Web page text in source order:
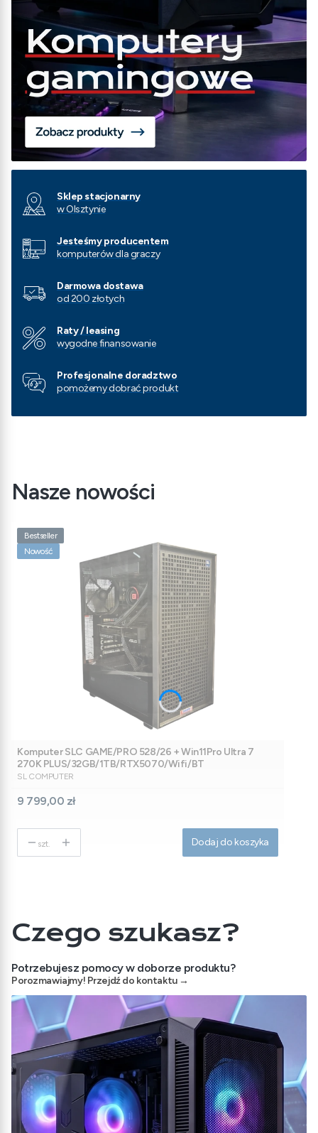
Sklep stacjonarny
w Olsztynie
Jesteśmy producentem
komputerów dla graczy
Darmowa dostawa
od 200 złotych
Raty / leasing
wygodne finansowanie
Profesjonalne doradztwo
pomożemy dobrać produkt
Nasze nowości
Bestseller
Nowość
Komputer SLC GAME/PRO 528/26 + Win11Pro Ultra 7
270K PLUS/32GB/1TB/RTX5070/Wifi/BT
PRODUCENT
SL COMPUTER
Cena
9 799,00 zł
szt. Dodaj do koszyka
Czego szukasz?
Potrzebujesz pomocy w doborze produktu?
Porozmawiajmy! Przejdź do kontaktu →